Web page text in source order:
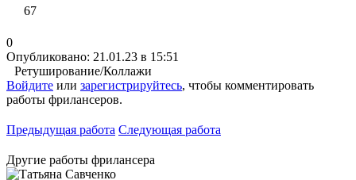
67
0
Опубликовано: 21.01.23 в 15:51
Ретуширование/Коллажи
Войдите или зарегистрируйтесь, чтобы комментировать
работы фрилансеров.
Предыдущая работа Следующая работа
Другие работы фрилансера